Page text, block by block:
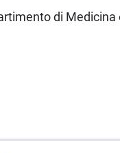
di Medicina